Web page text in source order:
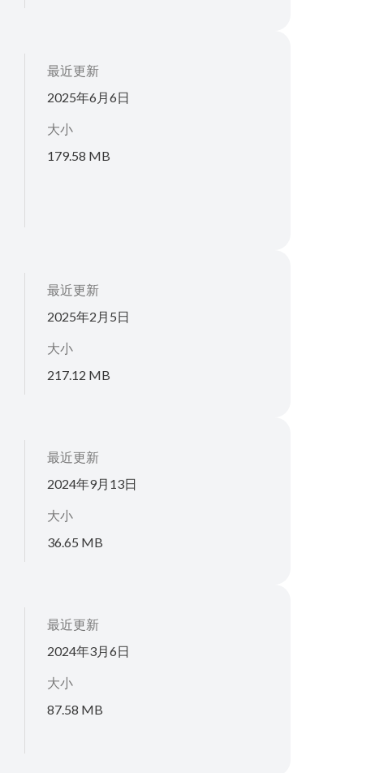
最近更新
2025年6月6日
大小
179.58 MB
最近更新
2025年2月5日
大小
217.12 MB
最近更新
2024年9月13日
大小
36.65 MB
最近更新
2024年3月6日
大小
87.58 MB